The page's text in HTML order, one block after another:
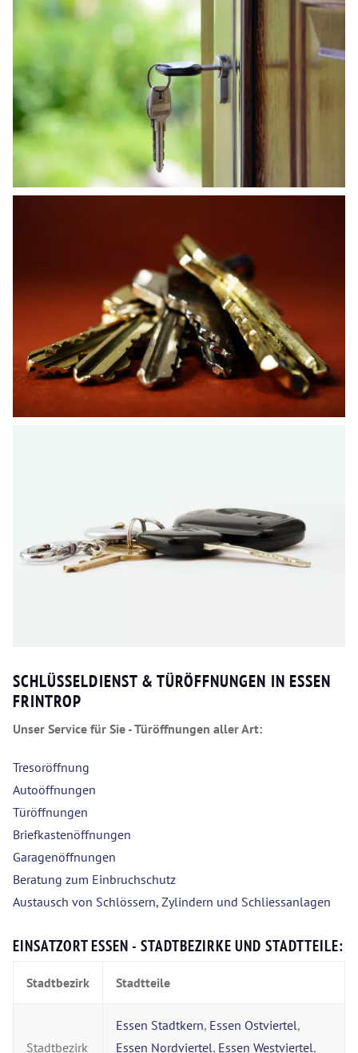
SCHLÜSSELDIENST & TÜRÖFFNUNGEN IN ESSEN
FRINTROP
Unser Service für Sie - Türöffnungen aller Art:
Tresoröffnung
Autoöffnungen
Türöffnungen
Briefkastenöffnungen
Garagenöffnungen
Beratung zum Einbruchschutz
Austausch von Schlössern, Zylindern und Schliessanlagen
EINSATZORT ESSEN - STADTBEZIRKE UND STADTTEILE:
Stadtbezirk Stadtteile
Stadtbezirk
Essen Stadtkern, Essen Ostviertel,
Essen Nordviertel, Essen Westviertel,